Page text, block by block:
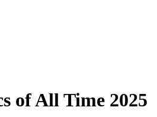
of All Time 2025